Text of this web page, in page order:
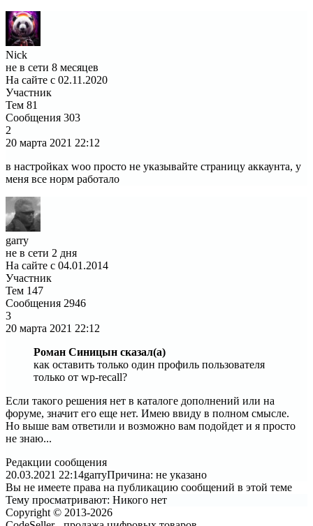
Nick
не в сети 8 месяцев
На сайте с 02.11.2020
Участник
Тем 81
Сообщения 303
2
20 марта 2021 22:12
в настройках woo просто не указывайте страницу аккаунта, у
меня все норм работало
garry
не в сети 2 дня
На сайте с 04.01.2014
Участник
Тем 147
Сообщения 2946
3
20 марта 2021 22:12
Роман Синицын сказал(а)
как оставить только один профиль пользователя
только от wp-recall?
Если такого решения нет в каталоге дополнений или на
форуме, значит его еще нет. Имею ввиду в полном смысле.
Но выше вам ответили и возможно вам подойдет и я просто
не знаю...
Редакции сообщения
20.03.2021 22:14garryПричина: не указано
Вы не имеете права на публикацию сообщений в этой теме
Тему просматривают: Никого нет
Copyright © 2013-2026